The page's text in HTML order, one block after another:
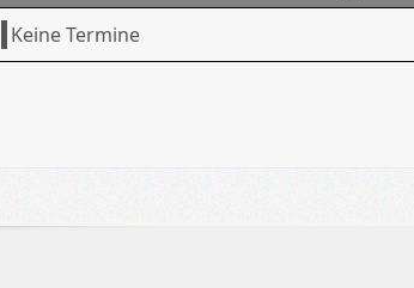
Keine Termine